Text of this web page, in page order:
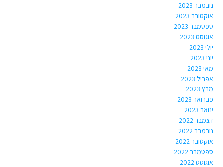
נובמבר 2023
אוקטובר 2023
ספטמבר 2023
אוגוסט 2023
יולי 2023
יוני 2023
מאי 2023
אפריל 2023
מרץ 2023
פברואר 2023
ינואר 2023
דצמבר 2022
נובמבר 2022
אוקטובר 2022
ספטמבר 2022
אוגוסט 2022